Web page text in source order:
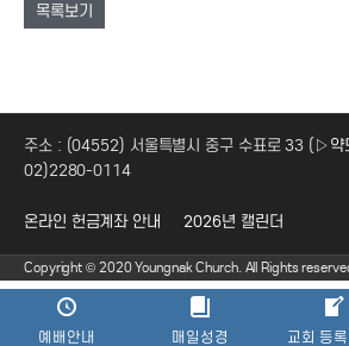
목록보기
주소 : (04552) 서울특별시 중구 수표로 33 (▷약
02)2280-0114
온라인 헌금계좌 안내 2026년 캘린더
Copyright © 2020 Youngnak Church. All Rights
예배안내 매일성경 교회 등록